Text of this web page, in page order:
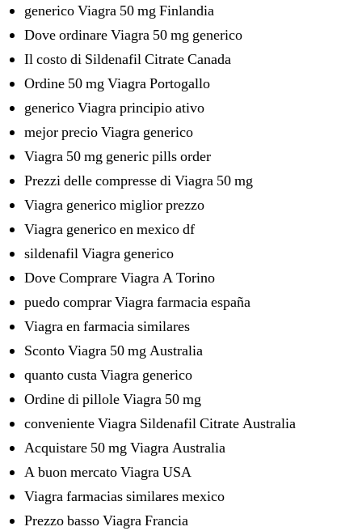
generico Viagra 50 mg Finlandia
Dove ordinare Viagra 50 mg generico
Il costo di Sildenafil Citrate Canada
Ordine 50 mg Viagra Portogallo
generico Viagra principio ativo
mejor precio Viagra generico
Viagra 50 mg generic pills order
Prezzi delle compresse di Viagra 50 mg
Viagra generico miglior prezzo
Viagra generico en mexico df
sildenafil Viagra generico
Dove Comprare Viagra A Torino
puedo comprar Viagra farmacia españa
Viagra en farmacia similares
Sconto Viagra 50 mg Australia
quanto custa Viagra generico
Ordine di pillole Viagra 50 mg
conveniente Viagra Sildenafil Citrate Australia
Acquistare 50 mg Viagra Australia
A buon mercato Viagra USA
Viagra farmacias similares mexico
Prezzo basso Viagra Francia